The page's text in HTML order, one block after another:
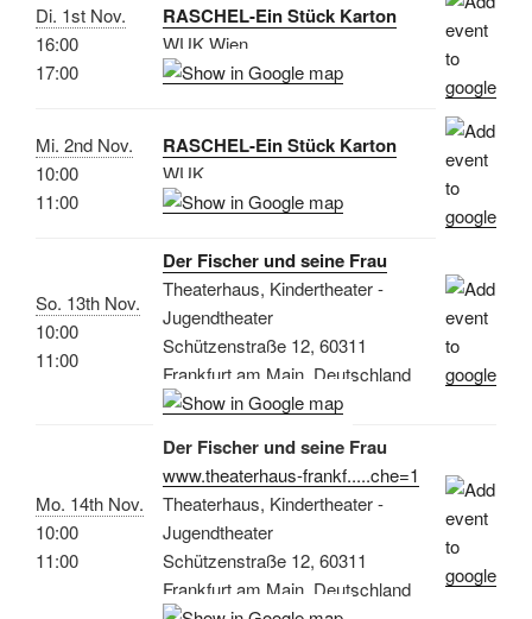
Di. 1st Nov.
16:00
17:00
RASCHEL-Ein Stück Karton
WUK Wien
Mi. 2nd Nov.
10:00
11:00
RASCHEL-Ein Stück Karton
WUK
So. 13th Nov.
10:00
11:00
Der Fischer und seine Frau
Theaterhaus, Kindertheater -
Jugendtheater
Schützenstraße 12, 60311
Frankfurt am Main, Deutschland
Mo. 14th Nov.
10:00
11:00
Der Fischer und seine Frau
www.theaterhaus-frankf.....che=1
Theaterhaus, Kindertheater -
Jugendtheater
Schützenstraße 12, 60311
Frankfurt am Main, Deutschland